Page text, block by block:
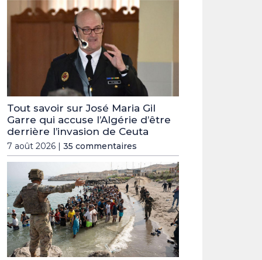
Tout savoir sur José Maria Gil
Garre qui accuse l’Algérie d’être
derrière l’invasion de Ceuta
7 août 2026 | 35 commentaires